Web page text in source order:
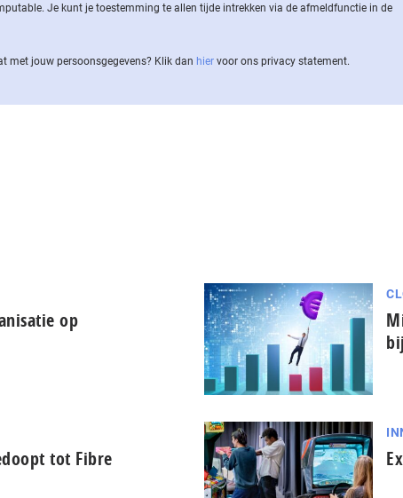
Je kunt je toestemming te allen tijde intrekken via de af­meld­func­tie in de
met jouw per­soons­ge­ge­vens? Klik dan hier voor ons privacy statement.
op
tot Fibre